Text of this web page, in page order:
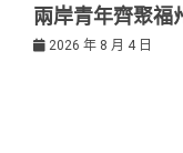
兩岸青年齊聚福
2026 年 8 月 4 日